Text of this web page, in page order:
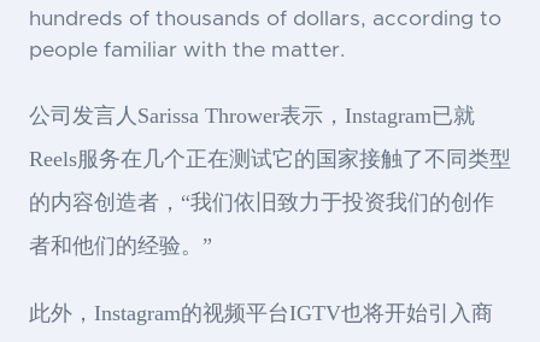
hundreds of thousands of dollars, according to
people familiar with the matter.
公司发言人Sarissa Thrower表示，Instagram已就
Reels服务在几个正在测试它的国家接触了不同类型
的内容创造者，“我们依旧致力于投资我们的创作
者和他们的经验。”
此外，Instagram的视频平台IGTV也将开始引入商